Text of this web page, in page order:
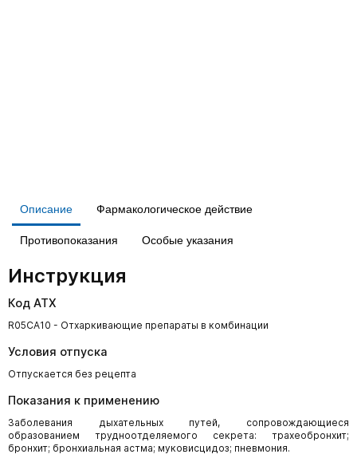
Описание Фармакологическое действие
Противопоказания Особые указания
Инструкция
Код АТХ
R05CA10 - Отхаркивающие препараты в комбинации
Условия отпуска
Отпускается без рецепта
Показания к применению
Заболевания дыхательных путей, сопровождающиеся
образованием трудноотделяемого секрета: трахеобронхит;
бронхит; бронхиальная астма; муковисцидоз; пневмония.